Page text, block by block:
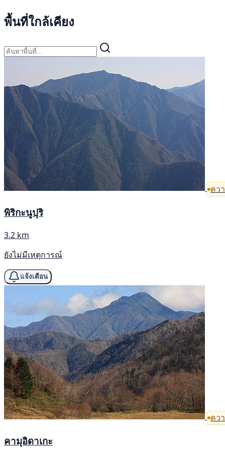
พื้นที่ใกล้เคียง
คว
พิริกะนูปุริ
3.2 km
ยังไม่มีเหตุการณ์
แจ้งเตือน
คว
คามุอิดาเกะ